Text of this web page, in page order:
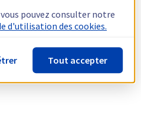
pouvez consulter notre
d'utilisation des cookies.
Tout accepter